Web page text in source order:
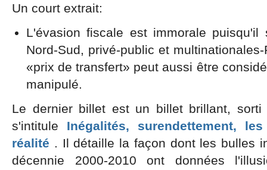
Un court extrait:
L'évasion fiscale est immorale
Nord-Sud, privé-public et
«prix de transfert» peut aussi être
manipulé.
Le dernier billet est un billet brillant,
s'intitule Inégalités, surendettement,
réalité . Il détaille la façon dont les bulles
décennie 2000-2010 ont données